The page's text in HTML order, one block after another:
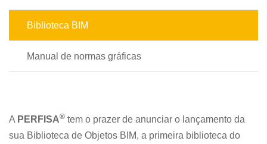
Biblioteca BIM
Manual de normas gráficas
A PERFISA® tem o prazer de anunciar o lançamento da
sua Biblioteca de Objetos BIM, a primeira biblioteca do